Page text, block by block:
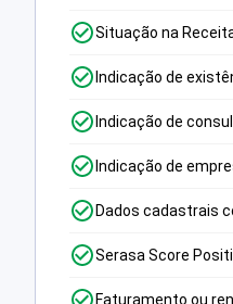
Situação na
Indicação de
Indicação de
Indicação de
Dados cadastrais
Serasa Score
Faturamento ou